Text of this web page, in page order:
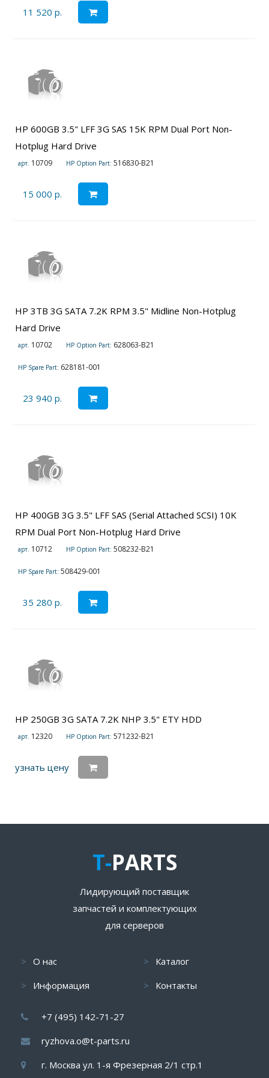
11 520 р.
HP 600GB 3.5" LFF 3G SAS 15K RPM Dual Port Non-
Hotplug Hard Drive
арт. 10709 HP Option Part: 516830-B21
15 000 р.
HP 3TB 3G SATA 7.2K RPM 3.5" Midline Non-Hotplug
Hard Drive
арт. 10702 HP Option Part: 628063-B21
HP Spare Part: 628181-001
23 940 р.
HP 400GB 3G 3.5" LFF SAS (Serial Attached SCSI) 10K
RPM Dual Port Non-Hotplug Hard Drive
арт. 10712 HP Option Part: 508232-B21
HP Spare Part: 508429-001
35 280 р.
HP 250GB 3G SATA 7.2K NHP 3.5" ETY HDD
арт. 12320 HP Option Part: 571232-B21
узнать цену
T-PARTS
Лидирующий поставщик
запчастей и комплектующих
для серверов
О нас
Информация
Каталог
Контакты
+7 (495) 142-71-27
ryzhova.o@t-parts.ru
г. Москва ул. 1-я Фрезерная 2/1 стр.1